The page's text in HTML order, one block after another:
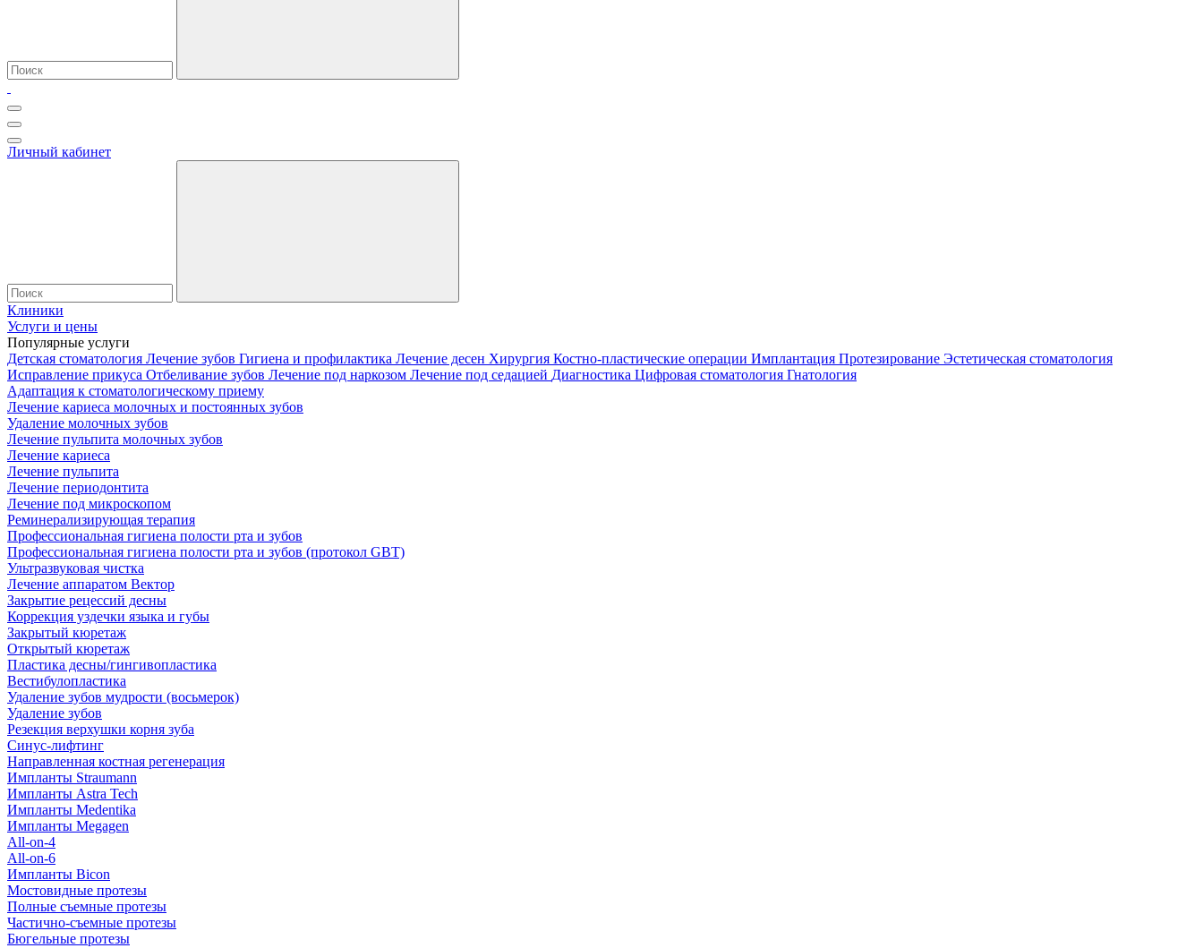
Личный кабинет
Клиники
Услуги и цены
Популярные услуги
Детская стоматология Лечение зубов Гигиена и профилактика Лечение десен Хирургия Костно-пластические операции Имплантация Протезирование Эстетическая стоматология
Исправление прикуса Отбеливание зубов Лечение под наркозом Лечение под седацией Диагностика Цифровая стоматология Гнатология
Адаптация к стоматологическому приему
Лечение кариеса молочных и постоянных зубов
Удаление молочных зубов
Лечение пульпита молочных зубов
Лечение кариеса
Лечение пульпита
Лечение периодонтита
Лечение под микроскопом
Реминерализирующая терапия
Профессиональная гигиена полости рта и зубов
Профессиональная гигиена полости рта и зубов (протокол GBT)
Ультразвуковая чистка
Лечение аппаратом Вектор
Закрытие рецессий десны
Коррекция уздечки языка и губы
Закрытый кюретаж
Открытый кюретаж
Пластика десны/гингивопластика
Вестибулопластика
Удаление зубов мудрости (восьмерок)
Удаление зубов
Резекция верхушки корня зуба
Синус-лифтинг
Направленная костная регенерация
Импланты Straumann
Импланты Astra Tech
Импланты Medentika
Импланты Megagen
All-on-4
All-on-6
Импланты Bicon
Мостовидные протезы
Полные съемные протезы
Частично-съемные протезы
Бюгельные протезы